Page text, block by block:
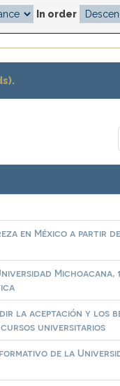
In order
en México a partir
Michoacana,
la aceptación y los
universitarios
de la